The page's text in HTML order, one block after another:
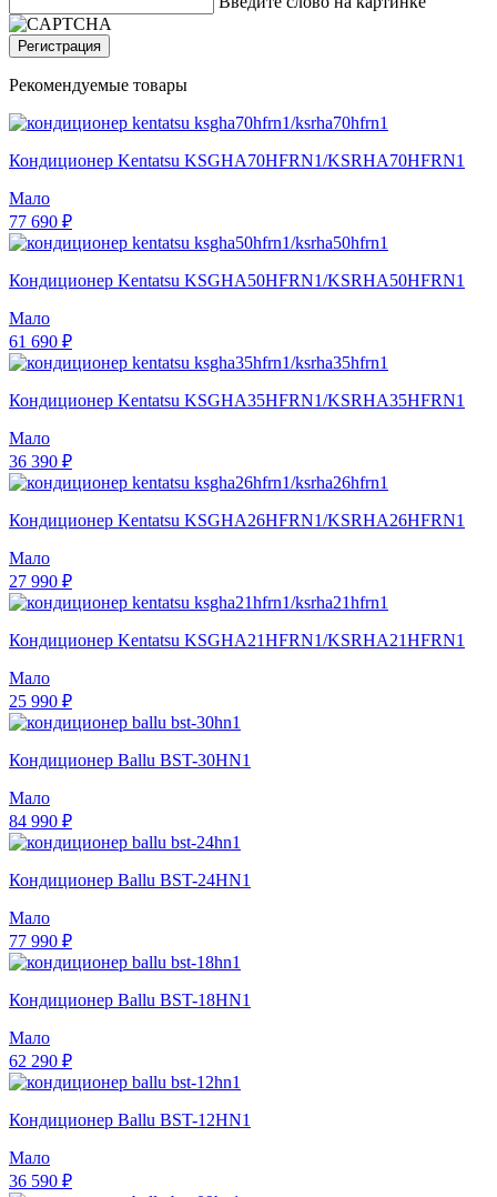
Регистрация
Рекомендуемые товары
Кондиционер Kentatsu KSGHA70HFRN1/KSRHA70HFRN1
Мало
77 690 ₽
Кондиционер Kentatsu KSGHA50HFRN1/KSRHA50HFRN1
Мало
61 690 ₽
Кондиционер Kentatsu KSGHA35HFRN1/KSRHA35HFRN1
Мало
36 390 ₽
Кондиционер Kentatsu KSGHA26HFRN1/KSRHA26HFRN1
Мало
27 990 ₽
Кондиционер Kentatsu KSGHA21HFRN1/KSRHA21HFRN1
Мало
25 990 ₽
Кондиционер Ballu BST-30HN1
Мало
84 990 ₽
Кондиционер Ballu BST-24HN1
Мало
77 990 ₽
Кондиционер Ballu BST-18HN1
Мало
62 290 ₽
Кондиционер Ballu BST-12HN1
Мало
36 590 ₽